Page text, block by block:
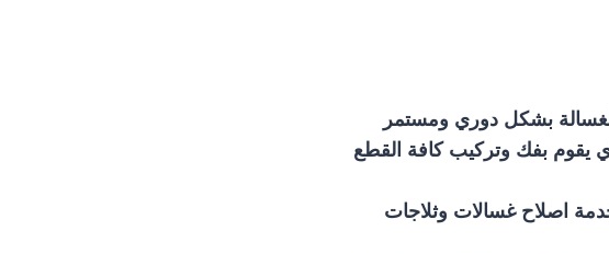
بشكل دوري ومستمر
يقوم بفك وتركيب كافة القطع
اصلاح غسالات وثلاجات